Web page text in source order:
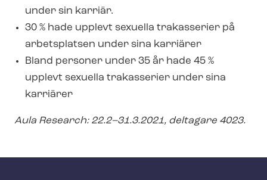
under sin karriär.
30 % hade upplevt sexuella trakasserier på
arbetsplatsen under sina karriärer
Bland personer under 35 år hade 45 %
upplevt sexuella trakasserier under sina
karriärer
Aula Research: 22.2–31.3.2021, deltagare 4023.